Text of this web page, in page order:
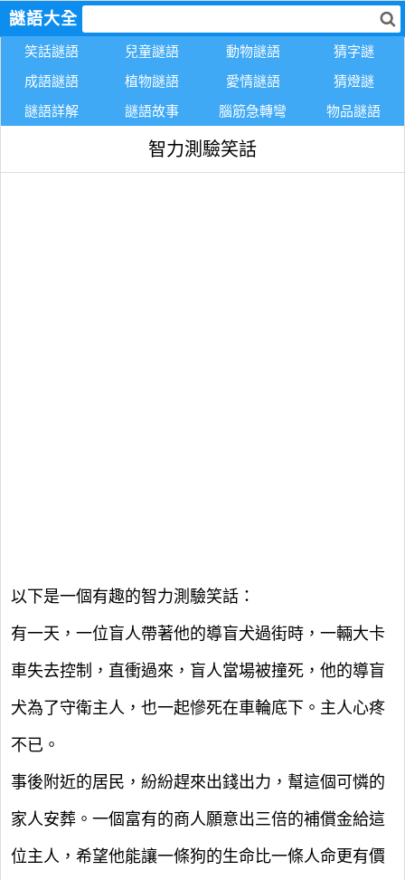
謎語大全
笑話謎語 兒童謎語 動物謎語
猜字謎
成語謎語
植物謎語 愛情謎語
猜燈謎
謎語詳解
謎語故事 腦筋急轉彎 物品謎語
智力測驗笑話
以下是一個有趣的智力測驗笑話：
有一天，一位盲人帶著他的導盲犬過街時，一輛大卡
車失去控制，直衝過來，盲人當場被撞死，他的導盲
犬為了守衛主人，也一起慘死在車輪底下。主人心疼
不已。
事後附近的居民，紛紛趕來出錢出力，幫這個可憐的
家人安葬。一個富有的商人願意出三倍的補償金給這
位主人，希望他能讓一條狗的生命比一條人命更有價